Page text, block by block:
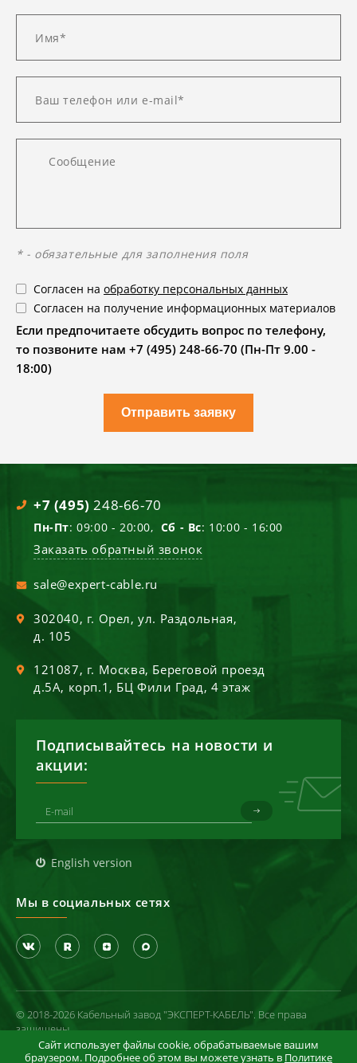
* - обязательные для заполнения поля
Согласен на обработку персональных данных
Согласен на получение информационных материалов
Если предпочитаете обсудить вопрос по телефону,
то позвоните нам +7 (495) 248-66-70 (Пн-Пт 9.00 -
18:00)
Отправить заявку
+7 (495) 248-66-70
Пн-Пт: 09:00 - 20:00, Сб - Вс: 10:00 - 16:00
Заказать обратный звонок
sale@expert-cable.ru
302040, г. Орел,ул. Раздольная,
д. 105
121087, г. Москва, Береговой проезд
д.5А, корп.1, БЦ Фили Град, 4 этаж
Подписывайтесь на новости и
акции:
English version
Мы в социальных сетях
© 2018-2026 Кабельный завод "ЭКСПЕРТ-КАБЕЛЬ". Все права
защищены
Политика конфиденциальности
Сайт использует файлы cookie, обрабатываемые вашим
браузером. Подробнее об этом вы можете узнать в Политике